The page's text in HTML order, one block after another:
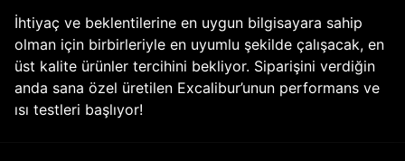
İhtiyaç ve beklentilerine en uygun bilgisayara sahip
olman için birbirleriyle en uyumlu şekilde çalışacak, en
üst kalite ürünler tercihini bekliyor. Siparişini verdiğin
anda sana özel üretilen Excalibur’unun performans ve
ısı testleri başlıyor!